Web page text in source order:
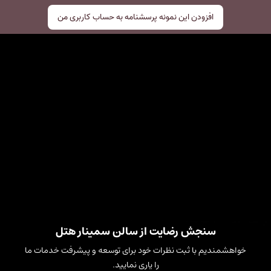
افزودن این نمونه پرسشنامه به حساب کاربری من
سنجش رضایت از سالن سمینار هتل
خواهشمندیم با ثبت نظرات خود برای توسعه و پیشرفت خدمات ما
را یاری نمایید.